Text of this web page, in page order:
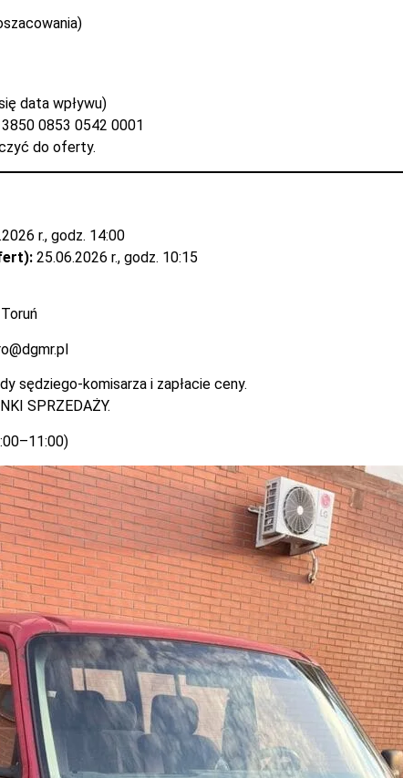
data wpływu)
0853 0542 0001
do oferty.
r., godz. 14:00
25.06.2026 r., godz. 10:15
sędziego-komisarza i zapłacie ceny.
SPRZEDAŻY.